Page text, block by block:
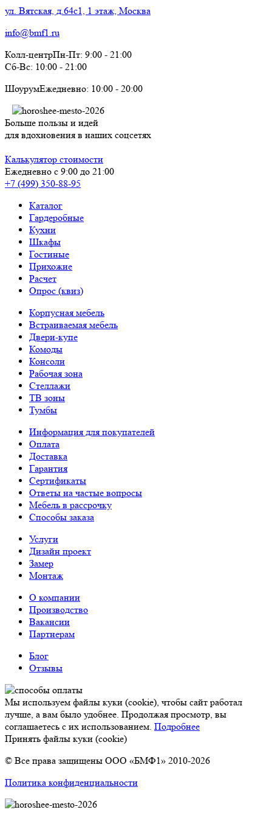
ул. Вятская, д.64с1, 1 этаж, Москва
info@bmf1.ru
Колл-центрПн-Пт: 9:00 - 21:00
Сб-Вс: 10:00 - 21:00
ШоурумЕжедневно: 10:00 - 20:00
Больше пользы и идей
для вдохновения в наших соцсетях
Калькулятор стоимости
Ежедневно с 9:00 до 21:00
+7 (499) 350-88-95
Каталог
Гардеробные
Кухни
Шкафы
Гостиные
Прихожие
Расчет
Опрос (квиз)
Корпусная мебель
Встраиваемая мебель
Двери-купе
Комоды
Консоли
Рабочая зона
Стеллажи
ТВ зоны
Тумбы
Информация для покупателей
Оплата
Доставка
Гарантия
Сертификаты
Ответы на частые вопросы
Мебель в рассрочку
Способы заказа
Услуги
Дизайн проект
Замер
Монтаж
О компании
Производство
Вакансии
Партнерам
Блог
Отзывы
Мы используем файлы куки (cookie), чтобы сайт работал
лучше, а вам было удобнее. Продолжая просмотр, вы
соглашаетесь с их использованием. Подробнее
Принять файлы куки (cookie)
© Все права защищены ООО «БМФ1» 2010-2026
Политика конфиденциальности